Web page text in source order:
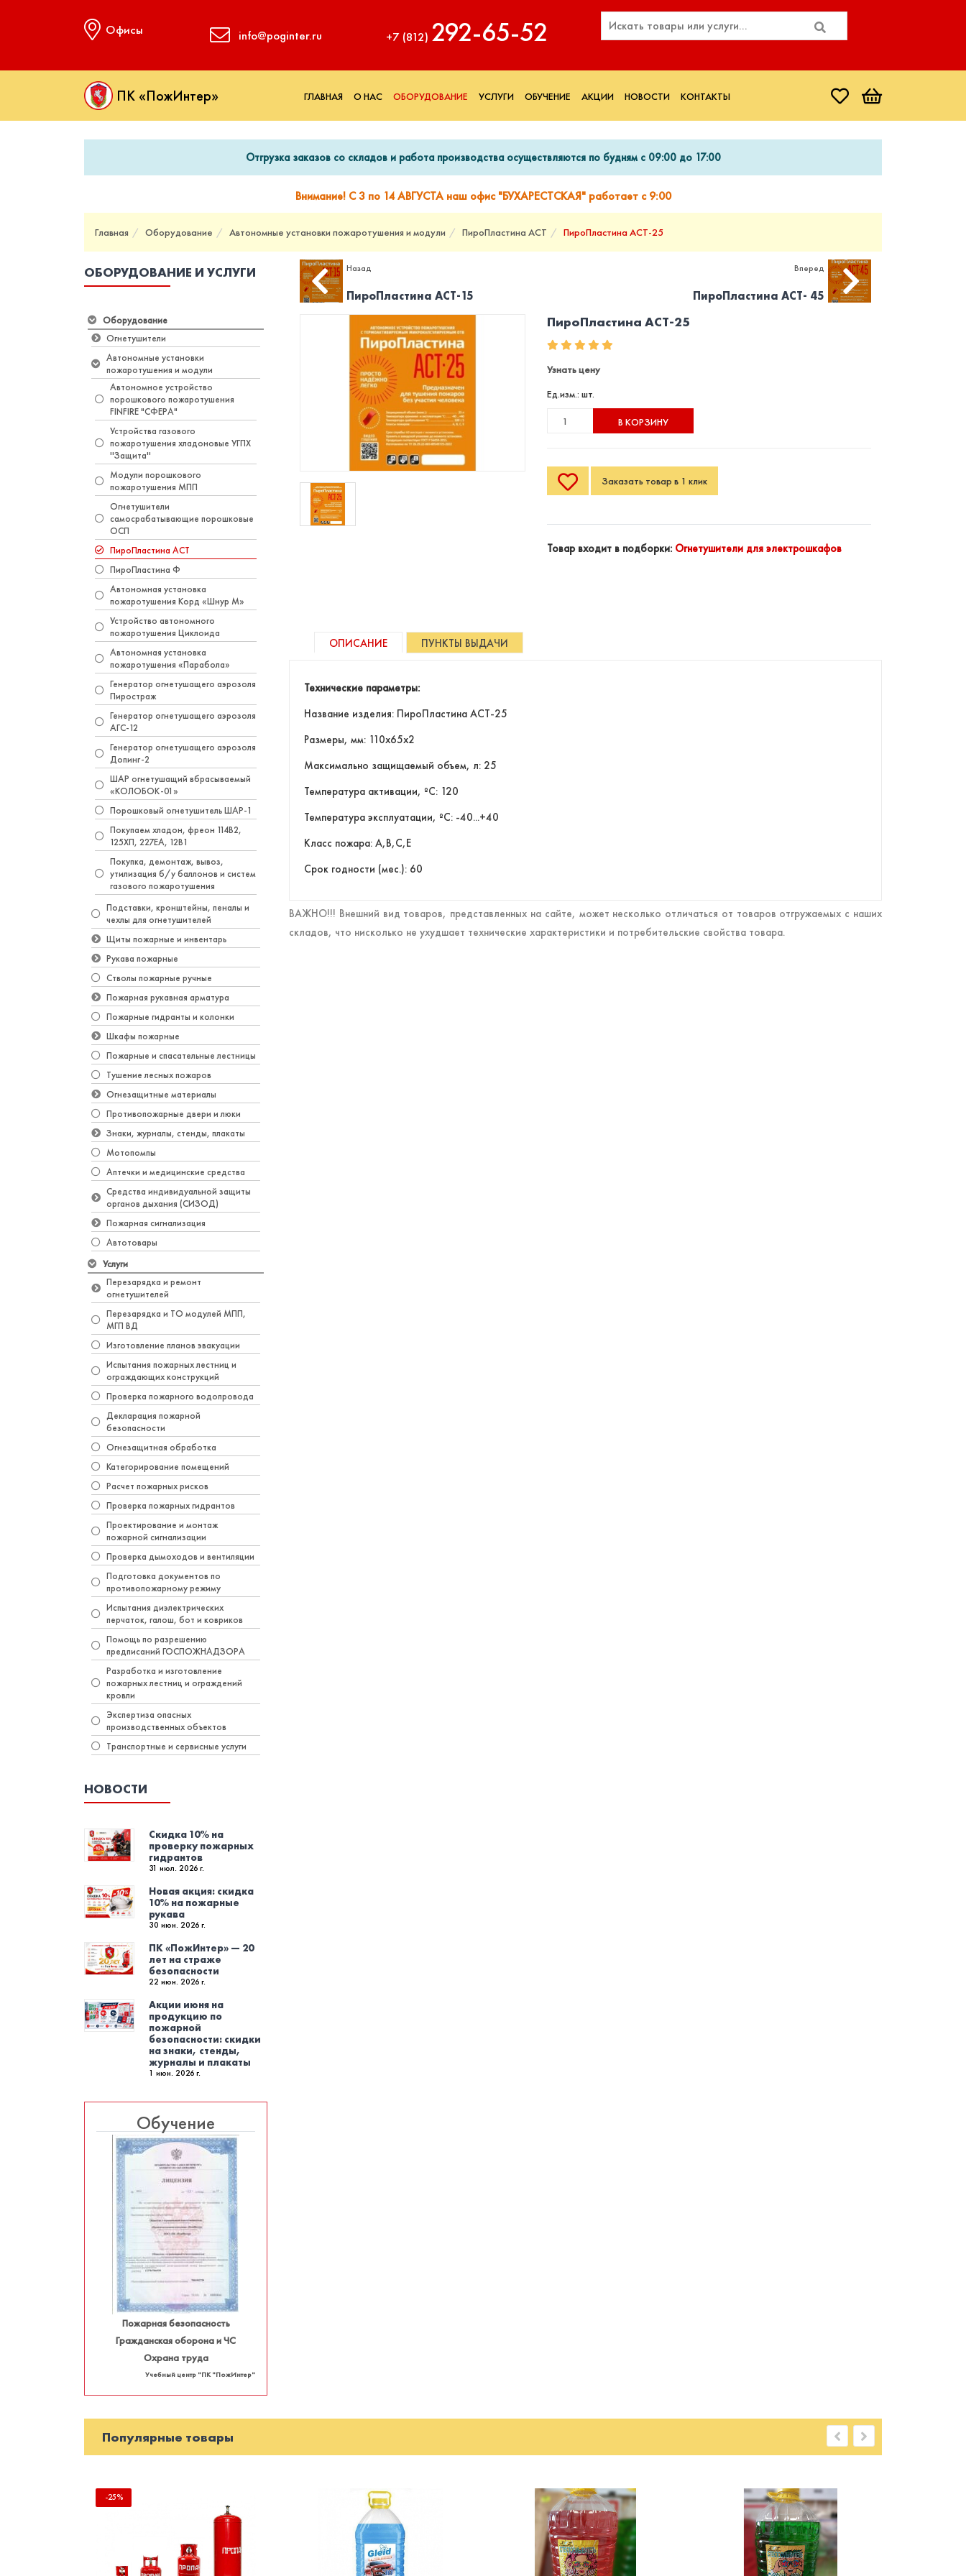
Офисы info@poginter.ru +7 (812) 292‑65‑52
ПК «ПожИнтер» ГЛАВНАЯ О НАС ОБОРУДОВАНИЕ УСЛУГИ ОБУЧЕНИЕ АКЦИИ НОВОСТИ КОНТАКТЫ
Отгрузка заказов со складов и работа производства осуществляются по будням с 09:00 до 17:00
Внимание! С 3 по 14 АВГУСТА наш офис "БУХАРЕСТСКАЯ" работает с 9:00
Главная Оборудование Автономные установки пожаротушения и модули ПироПластина АСТ ПироПластина АСТ-25
ОБОРУДОВАНИЕ И УСЛУГИ
Оборудование
Огнетушители
Автономные установки
пожаротушения и модули
Автономное устройство
порошкового пожаротушения
FINFIRE "СФЕРА"
Устройства газового
пожаротушения хладоновые УГПХ
''Защита''
Модули порошкового
пожаротушения МПП
Огнетушители
самосрабатывающие порошковые
ОСП
ПироПластина АСТ
ПироПластина Ф
Автономная установка
пожаротушения Корд «Шнур М»
Устройство автономного
пожаротушения Циклоида
Автономная установка
пожаротушения «Парабола»
Генератор огнетушащего аэрозоля
Пиростраж
Генератор огнетушащего аэрозоля
АГС-12
Генератор огнетушащего аэрозоля
Допинг-2
ШАР огнетушащий вбрасываемый
«КОЛОБОК-01»
Порошковый огнетушитель ШАР-1
Покупаем хладон, фреон 114B2,
125ХП, 227EA, 12В1
Покупка, демонтаж, вывоз,
утилизация б/у баллонов и систем
газового пожаротушения
Подставки, кронштейны, пеналы и
чехлы для огнетушителей
Щиты пожарные и инвентарь
Рукава пожарные
Стволы пожарные ручные
Пожарная рукавная арматура
Пожарные гидранты и колонки
Шкафы пожарные
Пожарные и спасательные лестницы
Тушение лесных пожаров
Огнезащитные материалы
Противопожарные двери и люки
Знаки, журналы, стенды, плакаты
Мотопомпы
Аптечки и медицинские средства
Средства индивидуальной защиты
органов дыхания (СИЗОД)
Пожарная сигнализация
Автотовары
Услуги
Перезарядка и ремонт
огнетушителей
Перезарядка и ТО модулей МПП,
МГП ВД
Изготовление планов эвакуации
Испытания пожарных лестниц и
ограждающих конструкций
Проверка пожарного водопровода
Декларация пожарной
безопасности
Огнезащитная обработка
Категорирование помещений
Расчет пожарных рисков
Проверка пожарных гидрантов
Проектирование и монтаж
пожарной сигнализации
Проверка дымоходов и вентиляции
Подготовка документов по
противопожарному режиму
Испытания диэлектрических
перчаток, галош, бот и ковриков
Помощь по разрешению
предписаний ГОСПОЖНАДЗОРА
Разработка и изготовление
пожарных лестниц и ограждений
кровли
Экспертиза опасных
производственных объектов
Транспортные и сервисные услуги
НОВОСТИ
Скидка 10% на
проверку пожарных
гидрантов
31 июл. 2026 г.
Новая акция: скидка
10% на пожарные
рукава
30 июн. 2026 г.
ПК «ПожИнтер» — 20
лет на страже
безопасности
22 июн. 2026 г.
Акции июня на
продукцию по
пожарной
безопасности: скидки
на знаки, стенды,
журналы и плакаты
1 июн. 2026 г.
Обучение
Пожарная безопасность
Гражданская оборона и ЧС
Охрана труда
Учебный центр "ПК "ПожИнтер"
Назад
ПироПластина АСТ-15
Вперед
ПироПластина АСТ- 45
ПироПластина АСТ-25
Узнать цену
Ед.изм.: шт.
В КОРЗИНУ
Заказать товар в 1 клик
Товар входит в подборки: Огнетушители для электрошкафов
ОПИСАНИЕ ПУНКТЫ ВЫДАЧИ
Технические параметры:
Название изделия: ПироПластина АСТ-25
Размеры, мм: 110х65х2
Максимально защищаемый объем, л: 25
Температура активации, ºС: 120
Температура эксплуатации, ºС: -40...+40
Класс пожара: А,В,С,Е
Срок годности (мес.): 60
ВАЖНО!!! Внешний вид товаров, представленных на сайте, может несколько отличаться от товаров отгружаемых с наших
складов, что нисколько не ухудшает технические характеристики и потребительские свойства товара.
Популярные товары
-25%